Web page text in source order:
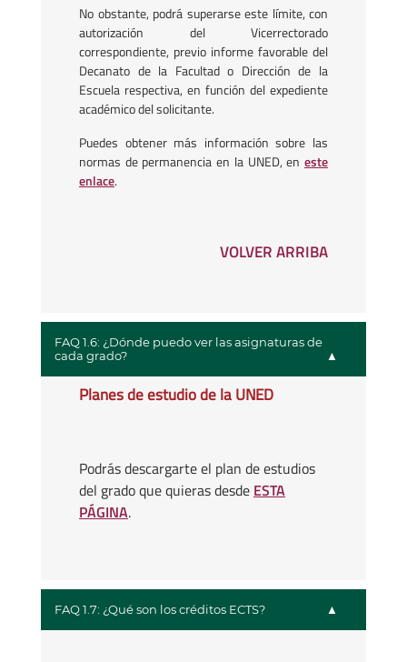
No obstante, podrá superarse este límite, con
autorización del Vicerrectorado
correspondiente, previo informe favorable del
Decanato de la Facultad o Dirección de la
Escuela respectiva, en función del expediente
académico del solicitante.
Puedes obtener más información sobre las
normas de permanencia en la UNED, en este
enlace.
VOLVER ARRIBA
FAQ 1.6: ¿Dónde puedo ver las asignaturas de
cada grado?
Planes de estudio de la UNED
Podrás descargarte el plan de estudios
del grado que quieras desde ESTA
PÁGINA.
FAQ 1.7: ¿Qué son los créditos ECTS?